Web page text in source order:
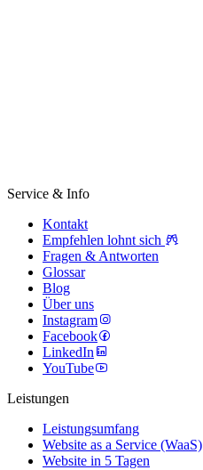
Service & Info
Kontakt
Empfehlen lohnt sich
Fragen & Antworten
Glossar
Blog
Über uns
Instagram
Facebook
LinkedIn
YouTube
Leistungen
Leistungsumfang
Website as a Service (WaaS)
Website in 5 Tagen